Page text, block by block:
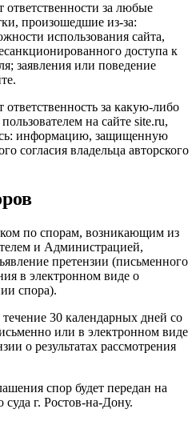
за любые
произошедшие из-за:
использования сайта,
доступа к
заявления или поведение
за какую-либо
на сайте site.ru,
информацию, защищенную
согласия владельца авторского
по спорам, возникающим из
и Администрацией,
претензии (письменного
в электронном виде о
спора).
30 календарных дней со
или в электронном виде
о результатах рассмотрения
спор будет передан на
г. Ростов-на-Дону.